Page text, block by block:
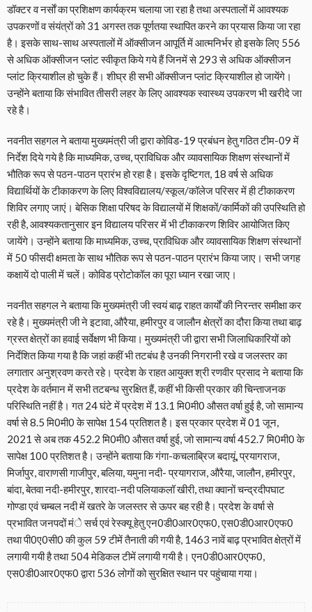
डॉक्टर व नर्साें का प्रशिक्षण कार्यक्रम चलाया जा रहा है तथा अस्पतालों में आवश्यक
उपकरणों व संयंत्रों को 31 अगस्त तक पूर्णतया स्थापित करने का प्रयास किया जा रहा
है। इसके साथ-साथ अस्पतालों में ऑक्सीजन आपूर्ति में आत्मनिर्भर हो इसके लिए 556
से अधिक ऑक्सीजन प्लांट स्वीकृत किये गये हैं जिनमें से 293 से अधिक ऑक्सीजन
प्लांट क्रियाशील हो चुके हैं। शीघ्र ही सभी ऑक्सीजन प्लांट क्रियाशील हो जायेंगे।
उन्होंने बताया कि संभावित तीसरी लहर के लिए आवश्यक स्वास्थ्य उपकरण भी खरीदे जा
रहे है।
नवनीत सहगल ने बताया मुख्यमंत्री जी द्वारा कोविड-19 प्रबंधन हेतु गठित टीम-09 में
निर्देश दिये गये है कि माध्यमिक, उच्च, प्राविधिक और व्यावसायिक शिक्षण संस्थानों में
भौतिक रूप से पठन-पाठन प्रारंभ हो रहा है। इसके दृष्टिगत, 18 वर्ष से अधिक
विद्यार्थियों के टीकाकरण के लिए विश्वविद्यालय/स्कूल/कॉलेज परिसर में ही टीकाकरण
शिविर लगाए जाएं। बेसिक शिक्षा परिषद के विद्यालयों में शिक्षकों/कार्मिकों की उपस्थिति हो
रही है, आवश्यकतानुसार इन विद्यालय परिसर में भी टीकाकरण शिविर आयोजित किए
जायेंगे। उन्होंने बताया कि माध्यमिक, उच्च, प्राविधिक और व्यावसायिक शिक्षण संस्थानों
में 50 फीसदी क्षमता के साथ भौतिक रूप से पठन-पाठन प्रारंभ किया जाए। सभी जगह
कक्षायें दो पाली में चलें। कोविड प्रोटोकॉल का पूरा ध्यान रखा जाए।
नवनीत सहगल ने बताया कि मुख्यमंत्री जी स्वयं बाढ़ राहत कार्यों की निरन्तर समीक्षा कर
रहे है। मुख्यमंत्री जी ने इटावा, औरैया, हमीरपुर व जालौन क्षेत्रों का दौरा किया तथा बाढ़
ग्रस्त क्षेत्रों का हवाई सर्वेक्षण भी किया। मुख्यमंत्री जी द्वारा सभी जिलाधिकारियों को
निर्देशित किया गया है कि जहां कहीं भी तटबंध है उनकी निगरानी रखे व जलस्तर का
लगातार अनुश्रवण करते रहे। प्रदेश के राहत आयुक्त श्री रणवीर प्रसाद ने बताया कि
प्रदेश के वर्तमान में सभी तटबन्ध सुरक्षित हैं, कहीं भी किसी प्रकार की चिन्ताजनक
परिस्थिति नहीं है। गत 24 घंटे में प्रदेश में 13.1 मि0मी0 औसत वर्षा हुई है, जो सामान्य
वर्षा से 8.5 मि0मी0 के सापेक्ष 154 प्रतिशत है। इस प्रकार प्रदेश में 01 जून,
2021 से अब तक 452.2 मि0मी0 औसत वर्षा हुई, जो सामान्य वर्षा 452.7 मि0मी0 के
सापेक्ष 100 प्रतिशत है। उन्होंने बताया कि गंगा-कचलाब्रिज बदायूं, प्रयागराज,
मिर्जापुर, वाराणसी गाजीपुर, बलिया, यमुना नदी- प्रयागराज, औरैया, जालौन, हमीरपुर,
बांदा, बेतवा नदी-हमीरपुर, शारदा-नदी पलियाकलॉ खीरी, तथा क्वानों चन्द्रदीपघाट
गोण्डा एवं चम्बल नदी में खतरे के जलस्तर से ऊपर बह रही है। प्रदेश के वर्षा से
प्रभावित जनपदों मंे सर्च एवं रेस्क्यू हेतु एन0डी0आर0एफ0, एस0डी0आर0एफ0
तथा पी0ए0सी0 की कुल 59 टीमें तैनाती की गयी है, 1463 नावें बाढ़ प्रभावित क्षेत्रों में
लगायी गयी है तथा 504 मेडिकल टीमें लगायी गयी है। एन0डी0आर0एफ0,
एस0डी0आर0एफ0 द्वारा 536 लोगों को सुरक्षित स्थान पर पहुंचाया गया।